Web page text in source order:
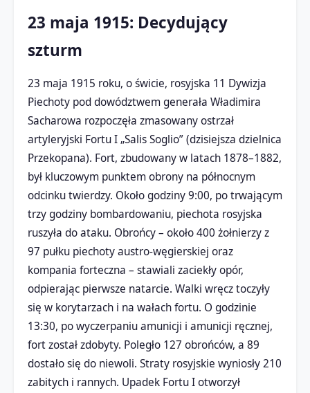
23 maja 1915: Decydujący
szturm
23 maja 1915 roku, o świcie, rosyjska 11 Dywizja
Piechoty pod dowództwem generała Władimira
Sacharowa rozpoczęła zmasowany ostrzał
artyleryjski Fortu I „Salis Soglio” (dzisiejsza dzielnica
Przekopana). Fort, zbudowany w latach 1878–1882,
był kluczowym punktem obrony na północnym
odcinku twierdzy. Około godziny 9:00, po trwającym
trzy godziny bombardowaniu, piechota rosyjska
ruszyła do ataku. Obrońcy – około 400 żołnierzy z
97 pułku piechoty austro-węgierskiej oraz
kompania forteczna – stawiali zaciekły opór,
odpierając pierwsze natarcie. Walki wręcz toczyły
się w korytarzach i na wałach fortu. O godzinie
13:30, po wyczerpaniu amunicji i amunicji ręcznej,
fort został zdobyty. Poległo 127 obrońców, a 89
dostało się do niewoli. Straty rosyjskie wyniosły 210
zabitych i rannych. Upadek Fortu I otworzył